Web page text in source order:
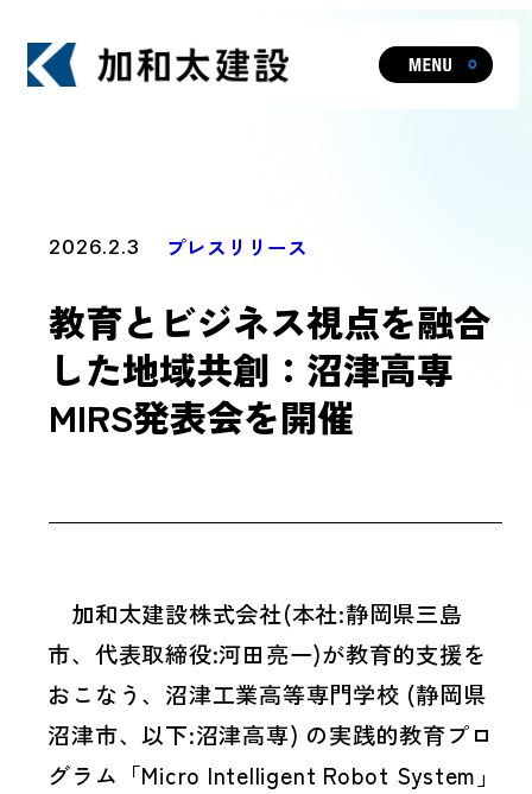
ビジョン
事業・実績一覧
人やまちを元気にし、暮らしや文化に
土木 施工実績をみる 詳しくみる
HOT TOPIC
会社情報
会社概要︎
採用情報
2026.2.3 プレスリリース
教育とビジネス視点を融合
した地域共創：沼津高専
MIRS発表会を開催
加和太建設株式会社(本社:静岡県三島
市、代表取締役:河田亮一)が教育的支援を
おこなう、沼津工業高等専門学校 (静岡県
沼津市、以下:沼津高専) の実践的教育プロ
グラム「Micro Intelligent Robot System」